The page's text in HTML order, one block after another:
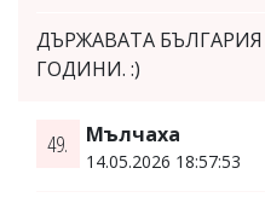
ДЪРЖАВАТА
ГОДИНИ. :)
49. Мълчаха
14.05.2026 18:57:53